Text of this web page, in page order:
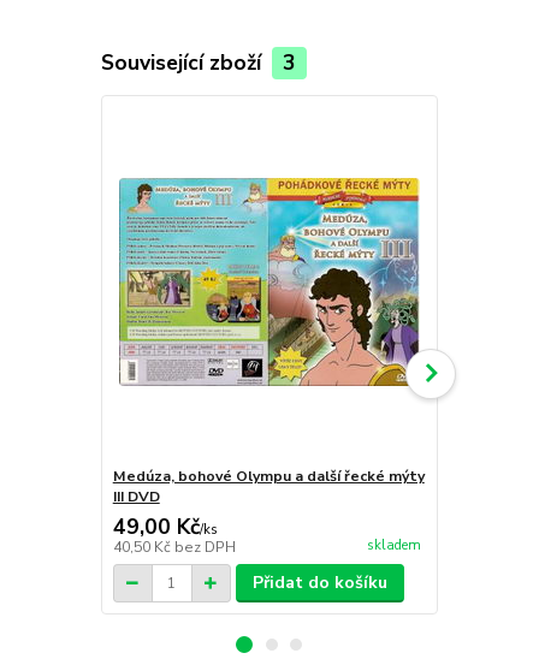
Související zboží 3
Medúza, bohové Olympu a další řecké mýty
III DVD
49,00 Kč/ks
40,50 Kč bez DPH skladem
Přidat do košíku